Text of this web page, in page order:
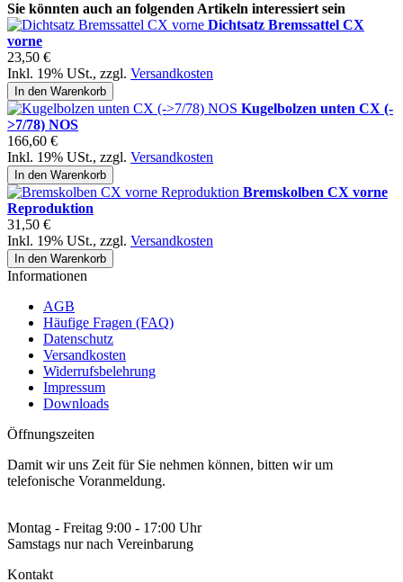
Sie könnten auch an folgenden Artikeln interessiert sein
Dichtsatz Bremssattel CX
vorne
23,50 €
Inkl. 19% USt., zzgl. Versandkosten
In den Warenkorb
Kugelbolzen unten CX (-
>7/78) NOS
166,60 €
Inkl. 19% USt., zzgl. Versandkosten
In den Warenkorb
Bremskolben CX vorne
Reproduktion
31,50 €
Inkl. 19% USt., zzgl. Versandkosten
In den Warenkorb
Informationen
AGB
Häufige Fragen (FAQ)
Datenschutz
Versandkosten
Widerrufsbelehrung
Impressum
Downloads
Öffnungszeiten
Damit wir uns Zeit für Sie nehmen können, bitten wir um
telefonische Voranmeldung.
Montag - Freitag 9:00 - 17:00 Uhr
Samstags nur nach Vereinbarung
Kontakt